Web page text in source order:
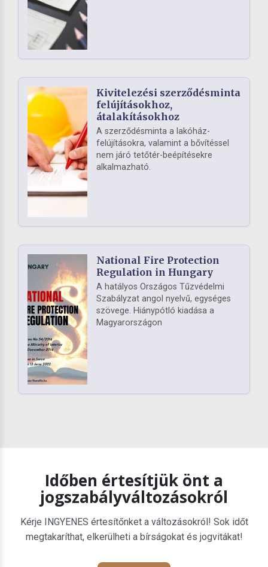
Kivitelezési szerződésminta
felújításokhoz,
átalakításokhoz
A szerződésminta a lakóház-
felújításokra, valamint a bővítéssel
nem járó tetőtér-beépítésekre
alkalmazható.
National Fire Protection
Regulation in Hungary
A hatályos Országos Tűzvédelmi
Szabályzat angol nyelvű, egységes
szövege. Hiánypótló kiadása a
Magyarországon
Időben értesítjük önt a
jogszabályváltozásokról
Kérje INGYENES értesítőnket a változásokról! Sok időt
megtakaríthat, elkerülheti a bírságokat és jogvitákat!